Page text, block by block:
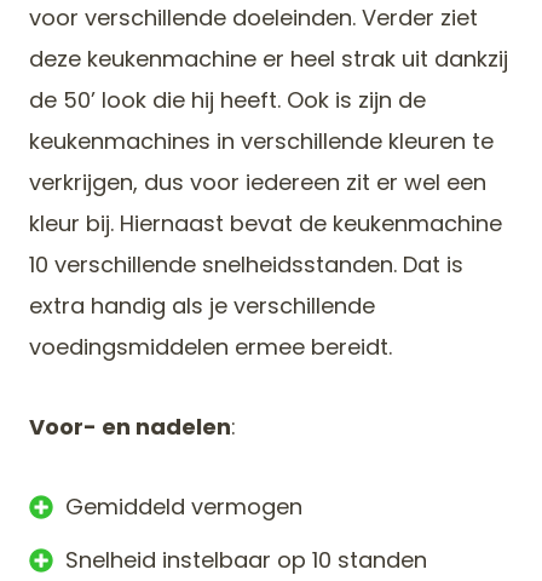
voor verschillende doeleinden. Verder ziet
deze keukenmachine er heel strak uit dankzij
de 50’ look die hij heeft. Ook is zijn de
keukenmachines in verschillende kleuren te
verkrijgen, dus voor iedereen zit er wel een
kleur bij. Hiernaast bevat de keukenmachine
10 verschillende snelheidsstanden. Dat is
extra handig als je verschillende
voedingsmiddelen ermee bereidt.
Voor- en nadelen:
Gemiddeld vermogen
Snelheid instelbaar op 10 standen